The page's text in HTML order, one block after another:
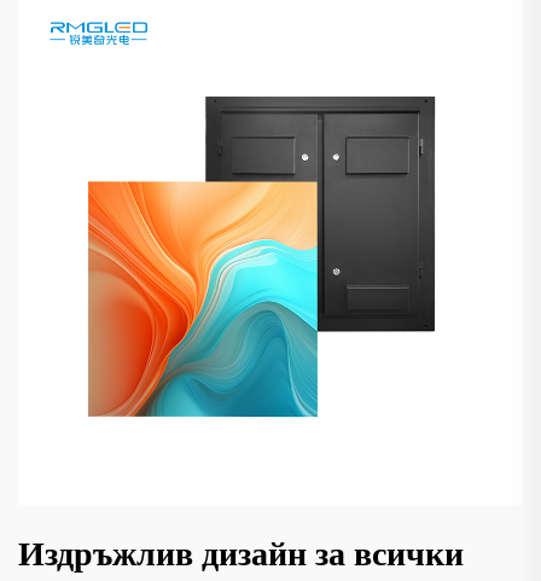
Издръжлив дизайн за всички